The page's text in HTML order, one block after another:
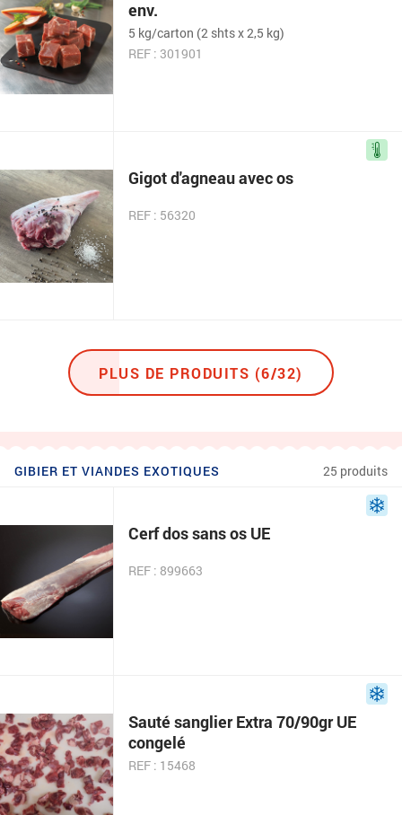
env.
5 kg/carton (2 shts x 2,5 kg)
REF : 301901
Gigot d'agneau avec os
REF : 56320
PLUS DE PRODUITS (6/32)
GIBIER ET VIANDES EXOTIQUES 25 produits
Cerf dos sans os UE
REF : 899663
Sauté sanglier Extra 70/90gr UE
congelé
REF : 15468